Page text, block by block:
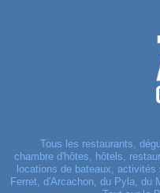
Tous les restaurants,
chambre d'hôtes, hôtels,
locations de bateaux,
Ferret, d'Arcachon, du Pyla, du